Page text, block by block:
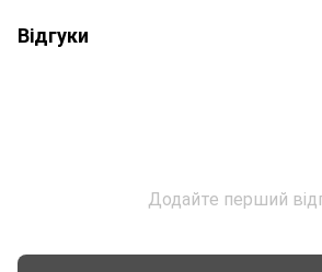
Відгуки
Додайте перший